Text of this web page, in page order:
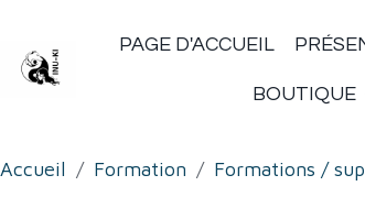
PAGE D'ACCUEIL
BOUTIQUE
Accueil Formation Formations /